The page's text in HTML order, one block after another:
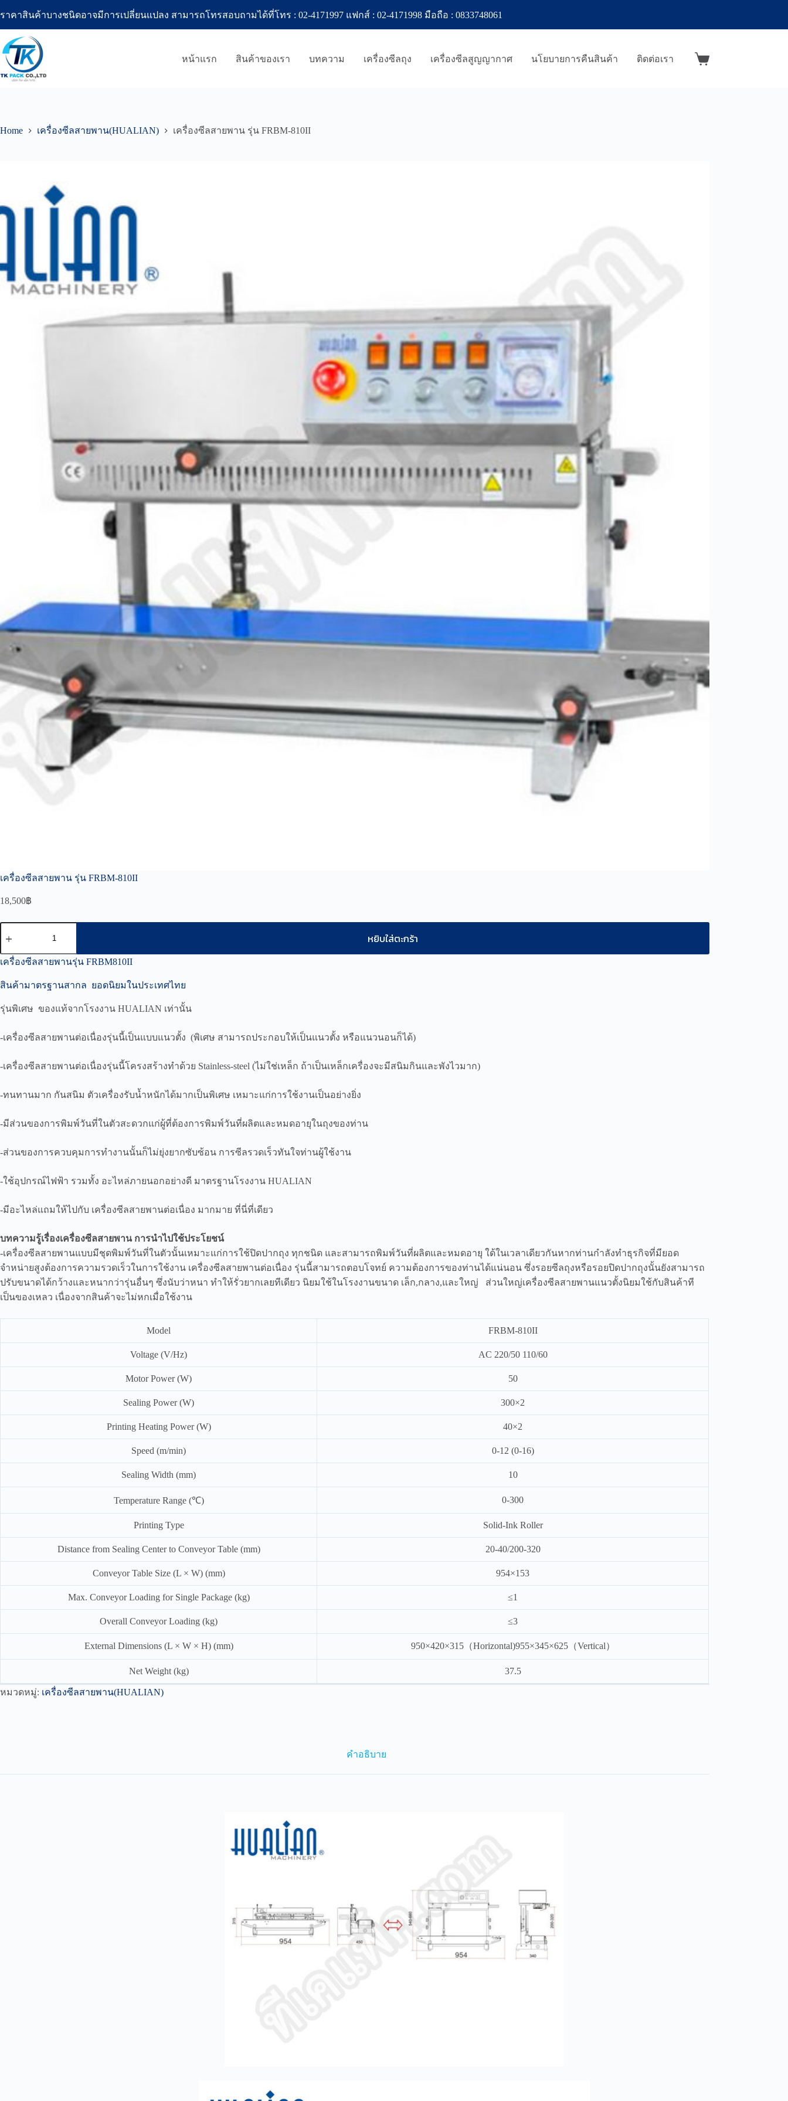
to
ราคาสินค้าบางชนิดอาจมีการเปลี่ยนแปลง สามารถโทรสอบถามได้ที่โทร : 02-4171997 แฟกส์ : 02-4171998 มือถือ : 0833748061
หน้าแรก สินค้าของเรา บทความ เครื่องซีลถุง เครื่องซีลสูญญากาศ นโยบายการคืนสินค้า ติดต่อเรา
Shopping
Home เครื่องซีลสายพาน(HUALIAN) เครื่องซีลสายพาน รุ่น FRBM-810II
เครื่องซีลสายพาน รุ่น FRBM-810II
18,500฿
เครื่อง
ซีล
รุ่น
810II
หยิบใส่ตะกร้า
เครื่องซีลสายพานรุ่น FRBM810II
สินค้ามาตรฐานสากล ยอดนิยมในประเทศไทย
รุ่นพิเศษ ของแท้จากโรงงาน HUALIAN เท่านั้น
-เครื่องซีลสายพานต่อเนื่องรุ่นนี้เป็นแบบแนวตั้ง (พิเศษ สามารถประกอบให้เป็นแนวตั้ง หรือแนวนอนก็ได้)
-เครื่องซีลสายพานต่อเนื่องรุ่นนี้โครงสร้างทำด้วย Stainless-steel (ไม่ใช่เหล็ก ถ้าเป็นเหล็กเครื่องจะมีสนิมกินและพังไวมาก)
-ทนทานมาก กันสนิม ตัวเครื่องรับน้ำหนักได้มากเป็นพิเศษ เหมาะแก่การใช้งานเป็นอย่างยิ่ง
-มีส่วนของการพิมพ์วันที่ในตัวสะดวกแก่ผู้ที่ต้องการพิมพ์วันที่ผลิตและหมดอายุในถุงของท่าน
-ส่วนของการควบคุมการทำงานนั้นก็ไม่ยุ่งยากซับซ้อน การซีลรวดเร็วทันใจท่านผู้ใช้งาน
-ใช้อุปกรณ์ไฟฟ้า รวมทั้ง อะไหล่ภายนอกอย่างดี มาตรฐานโรงงาน HUALIAN
-มีอะไหล่แถมให้ไปกับ เครื่องซีลสายพานต่อเนื่อง มากมาย ที่นี่ที่เดียว
บทความรู้เรื่องเครื่องซีลสายพาน การนำไปใช้ประโยชน์
-เครื่องซีลสายพานแบบมีชุดพิมพ์วันที่ในตัวนั้นเหมาะแก่การใช้ปิดปากถุง ทุกชนิด และสามารถพิมพ์วันที่ผลิตและหมดอายุ ใด้ในเวลาเดียวกันหากท่านกำลังทำธุรกิจที่มียอด
จำหน่ายสูงต้องการความรวดเร็วในการใช้งาน เครื่องซีลสายพานต่อเนื่อง รุ่นนี้สามารถตอบโจทย์ ความต้องการของท่านได้แน่นอน ซึ่งรอยซีลถุงหรือรอยปิดปากถุงนั้นยังสามารถ
ปรับขนาดได้กว้างและหนากว่ารุ่นอื่นๆ ซึ่งนับว่าหนา ทำให้รั่วยากเลยทีเดียว นิยมใช้ในโรงงานขนาด เล็ก,กลาง,และใหญ่ ส่วนใหญ่เครื่องซีลสายพานแนวตั้งนิยมใช้กับสินค้าที
เป็นของเหลว เนื่องจากสินค้าจะไม่หกเมื่อใช้งาน
Model FRBM-810II
Voltage (V/Hz) AC 220/50 110/60
Motor Power (W) 50
Sealing Power (W) 300×2
Printing Heating Power (W) 40×2
Speed (m/min) 0-12 (0-16)
Sealing Width (mm) 10
Temperature Range (℃) 0-300
Printing Type Solid-Ink Roller
Distance from Sealing Center to Conveyor Table (mm) 20-40/200-320
Conveyor Table Size (L × W) (mm) 954×153
Max. Conveyor Loading for Single Package (kg) ≤1
Overall Conveyor Loading (kg) ≤3
External Dimensions (L × W × H) (mm) 950×420×315（Horizontal)955×345×625（Vertical）
Net Weight (kg) 37.5
หมวดหมู่: เครื่องซีลสายพาน(HUALIAN)
คำอธิบาย